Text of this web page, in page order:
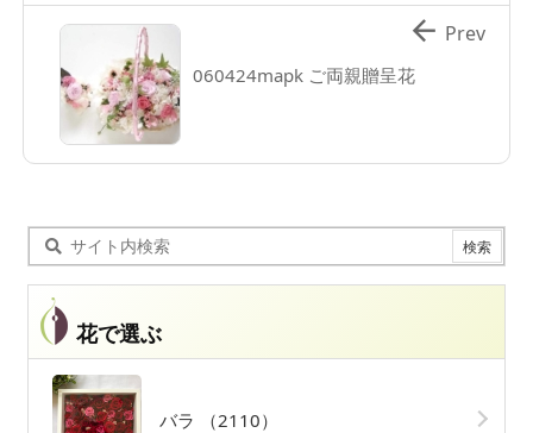
060424mapk ご両親贈呈花
 Prev
花で選ぶ
バラ （2110）